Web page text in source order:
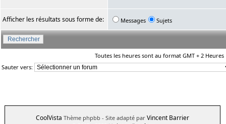
Afficher les résultats sous forme de: Messages Sujets
Toutes les heures sont au format GMT + 2 Heures
Sauter vers:
CoolVista Thème phpbb - Site adapté par Vincent Barrier